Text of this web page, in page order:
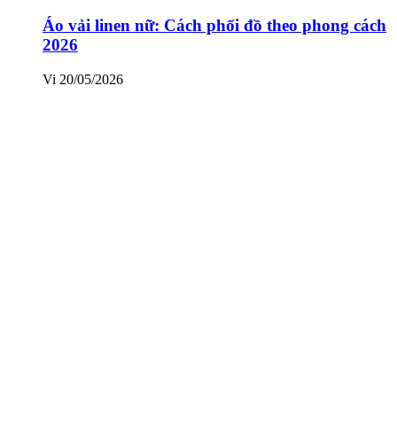
Áo vải linen nữ: Cách phối đồ theo phong cách
2026
Vi 20/05/2026